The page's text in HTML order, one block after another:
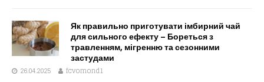
Як правильно приготувати імбирний чай
для сильного ефекту – Бореться з
травленням, мігренню та сезонними
застудами
26.04.2025 fcvomond1